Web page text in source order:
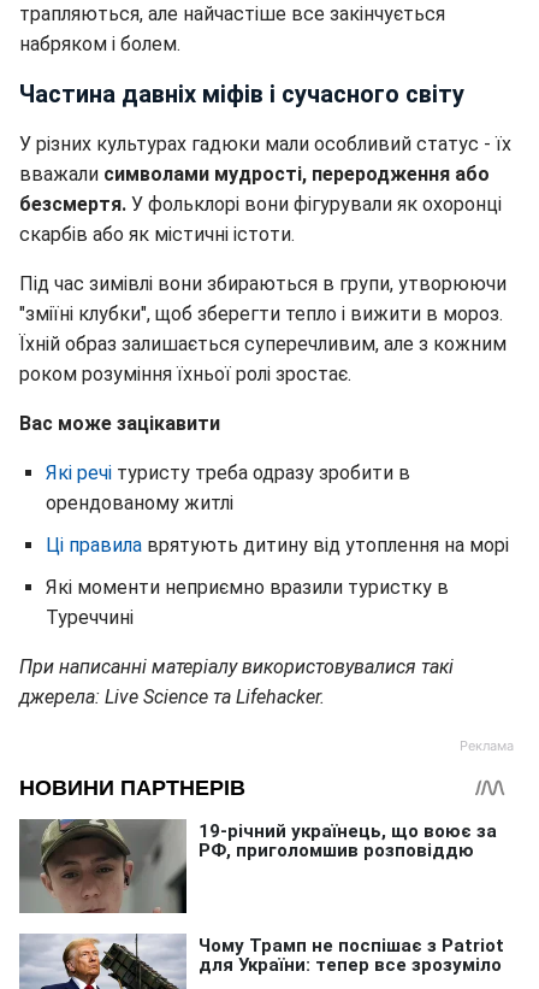
трапляються, але найчастіше все закінчується
набряком і болем.
Частина давніх міфів і сучасного світу
У різних культурах гадюки мали особливий статус - їх
вважали символами мудрості, переродження або
безсмертя. У фольклорі вони фігурували як охоронці
скарбів або як містичні істоти.
Під час зимівлі вони збираються в групи, утворюючи
"зміїні клубки", щоб зберегти тепло і вижити в мороз.
Їхній образ залишається суперечливим, але з кожним
роком розуміння їхньої ролі зростає.
Вас може зацікавити
Які речі туристу треба одразу зробити в
орендованому житлі
Ці правила врятують дитину від утоплення на морі
Які моменти неприємно вразили туристку в
Туреччині
При написанні матеріалу використовувалися такі
джерела: Live Science та Lifehacker.